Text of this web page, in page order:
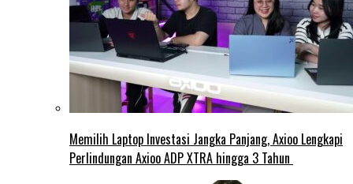
Memilih Laptop Investasi Jangka Panjang, Axioo Lengkapi
Perlindungan Axioo ADP XTRA hingga 3 Tahun